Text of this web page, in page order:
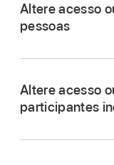
Altere acesso
pessoas
Altere acesso
participantes